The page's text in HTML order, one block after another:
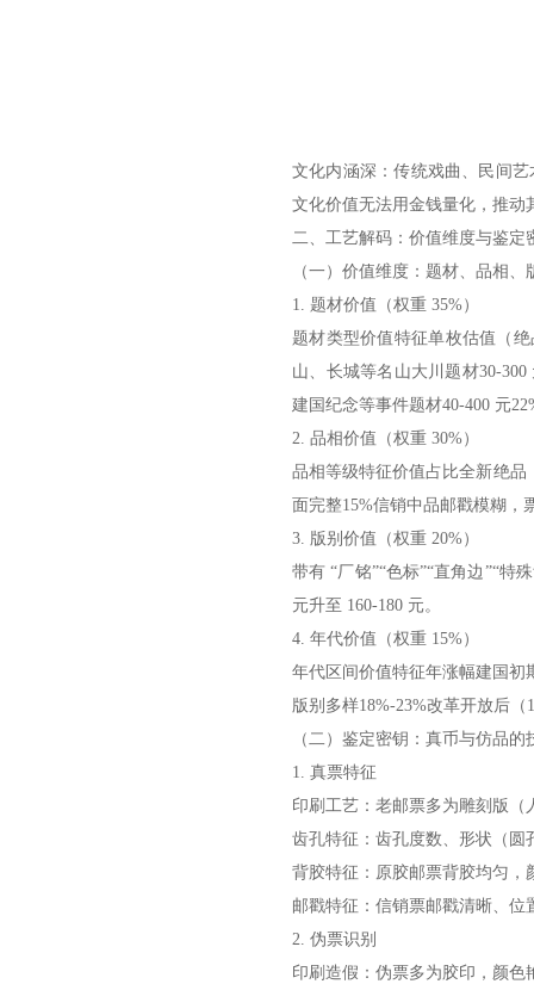
文化内涵深：传统戏曲、民间
文化价值无法用金钱量化，推动
二、工艺解码：价值维度与鉴定
（一）价值维度：题材、品相
1. 题材价值（权重 35%）
题材类型价值特征单枚估值（
山、长城等名山大川题材30-
建国纪念等事件题材40-400 元
2. 品相价值（权重 30%）
品相等级特征价值占比全新绝品
面完整15%信销中品邮戳模糊，
3. 版别价值（权重 20%）
带有 “厂铭”“色标”“直角边”“特
元升至 160-180 元。
4. 年代价值（权重 15%）
年代区间价值特征年涨幅建国初
版别多样18%-23%改革开放后
（二）鉴定密钥：真币与仿品的
1. 真票特征
印刷工艺：老邮票多为雕刻版
齿孔特征：齿孔度数、形状（
背胶特征：原胶邮票背胶均匀
邮戳特征：信销票邮戳清晰、
2. 伪票识别
印刷造假：伪票多为胶印，颜